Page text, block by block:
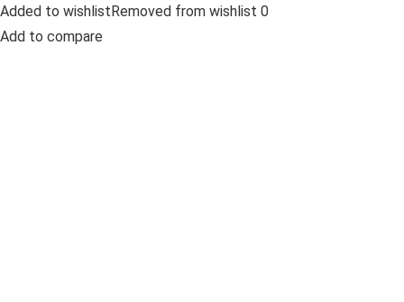
Added to wishlistRemoved from wishlist 0
Add to compare